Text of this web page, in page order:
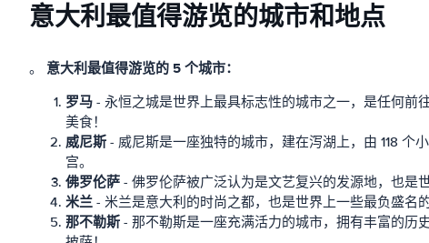
意大利最值得游览的城市和地点
。 意大利最值得游览的 5 个城市：
罗马 - 永恒之城是世界上最具标志性的城市之一，是任何前
美食！
威尼斯 - 威尼斯是一座独特的城市，建在泻湖上，由 118
宫。
佛罗伦萨 - 佛罗伦萨被广泛认为是文艺复兴的发源地，也是
米兰 - 米兰是意大利的时尚之都，也是世界上一些最负盛名
那不勒斯 - 那不勒斯是一座充满活力的城市，拥有丰富的历